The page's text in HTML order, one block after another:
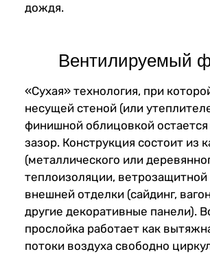
дождя.
Вентилируемый
«Сухая» технология, при
несущей стеной (или
финишной облицовкой
зазор. Конструкция состоит из
(металлического или
теплоизоляции,
внешней отделки (сайдинг,
другие декоративные панели).
прослойка работает как
потоки воздуха свободно